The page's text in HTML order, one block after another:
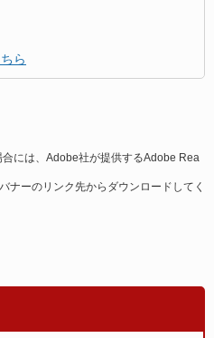
ら
には、Adobe社が提供するAdobe Rea
ナーのリンク先からダウンロードしてく